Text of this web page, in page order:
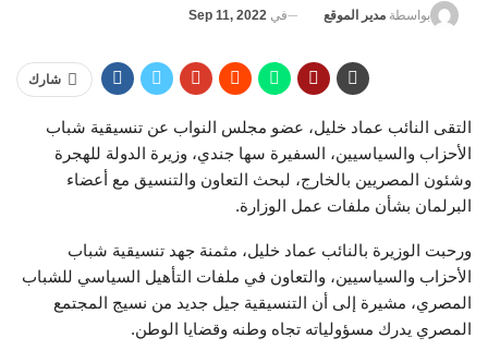
بواسطة مدير الموقع في Sep 11, 2022
شارك
التقى النائب عماد خليل، عضو مجلس النواب عن تنسيقية شباب
الأحزاب والسياسيين، السفيرة سها جندي، وزيرة الدولة للهجرة
وشئون المصريين بالخارج، لبحث التعاون والتنسيق مع أعضاء
البرلمان بشأن ملفات عمل الوزارة.
ورحبت الوزيرة بالنائب عماد خليل، مثمنة جهد تنسيقية شباب
الأحزاب والسياسيين، والتعاون في ملفات التأهيل السياسي للشباب
المصري، مشيرة إلى أن التنسيقية جيل جديد من نسيج المجتمع
المصري يدرك مسؤولياته تجاه وطنه وقضايا الوطن.